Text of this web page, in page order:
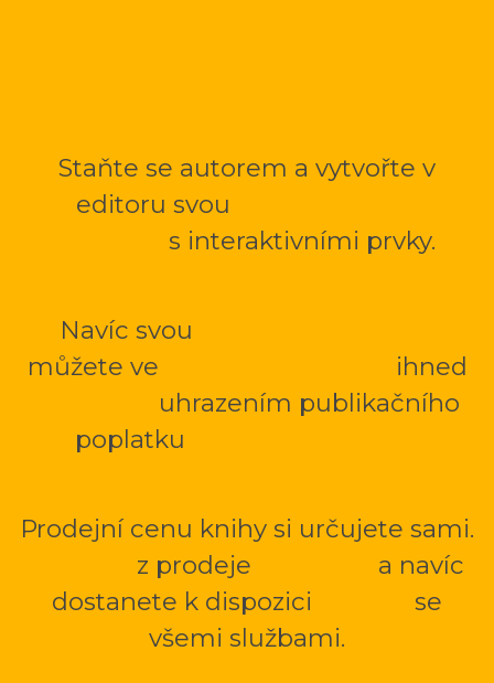
Staňte se autorem a vytvořte v
editoru svou
s interaktivními prvky.
Navíc svou
můžete ve
ihned
uhrazením publikačního
poplatku
Prodejní cenu knihy si určujete sami.
z prodeje
a navíc
dostanete k dispozici
se
všemi službami.